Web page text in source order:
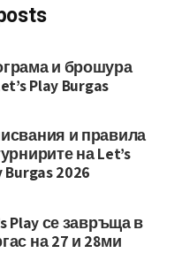
и брошура
Play Burgas
и правила
на Let’s
Burgas 2026
Play се завръща в
на 27 и 28ми